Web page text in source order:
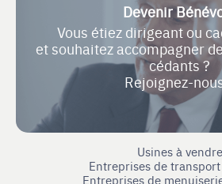
Devenir
Vous étiez dirigeant ou
et souhaitez accompagner
cédants ?
Rejoignez-
Usines à vendre
Entreprises de
Entreprises de